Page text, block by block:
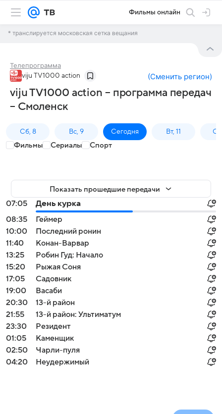
Фильмы онлайн
* транслируется московская сетка вещания
Телепрограмма
viju TV1000 action (Сменить регион)
viju TV1000 action – программа передач
– Смоленск
Сб, 8 Вс, 9 Сегодня Вт, 11
Фильмы Сериалы Спорт
Показать прошедшие передачи
07:05
День курка
08:35
Геймер
10:00
Последний ронин
11:40
Конан-Варвар
13:25
Робин Гуд: Начало
15:20
Рыжая Соня
17:05
Садовник
19:00
Васаби
20:30
13-й район
21:55
13-й район: Ультиматум
23:30
Резидент
01:05
Каменщик
02:50
Чарли-пуля
04:20
Неудержимый